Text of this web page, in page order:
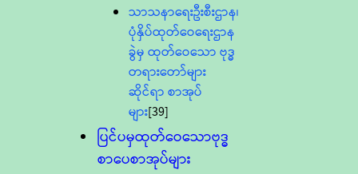
သာသနာရေးဦးစီးဌာန၊
ပုံနှိပ်ထုတ်ဝေရေးဌာန
ခွဲမှ ထုတ်ဝေသော ဗုဒ္ဓ
တရားတော်များ
ဆိုင်ရာ စာအုပ်
များ[39]
ပြင်ပမှထုတ်ဝေသောဗုဒ္ဓ
စာပေစာအုပ်များ